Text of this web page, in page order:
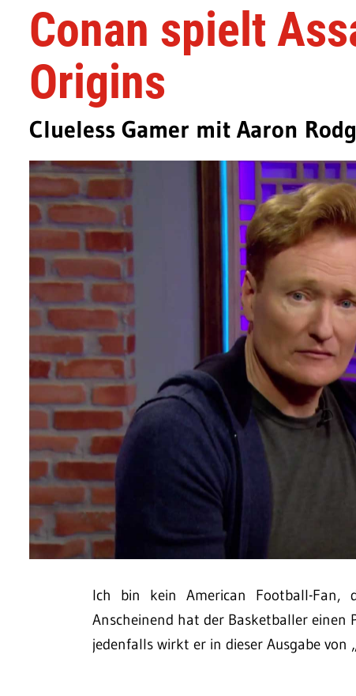
Conan spielt
Origins
Clueless Gamer mit Aaron
Ich bin kein American Football-Fan,
Anscheinend hat der Basketballer einen
jedenfalls wirkt er in dieser Ausgabe von